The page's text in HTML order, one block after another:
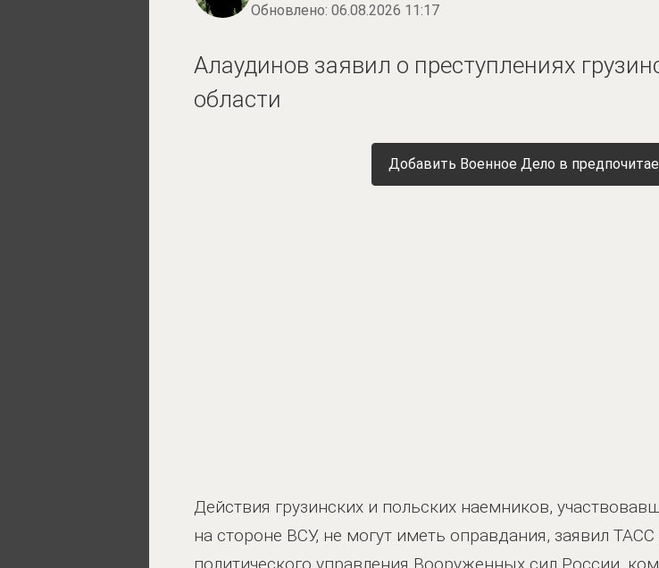
Обновлено: 06.08.2026 11:17
Алаудинов заявил о преступлениях
области
Добавить Военное Дело в
Действия грузинских и польских наемников,
на стороне ВСУ, не могут иметь оправдания, заявил
политического управления Вооруженных сил России,